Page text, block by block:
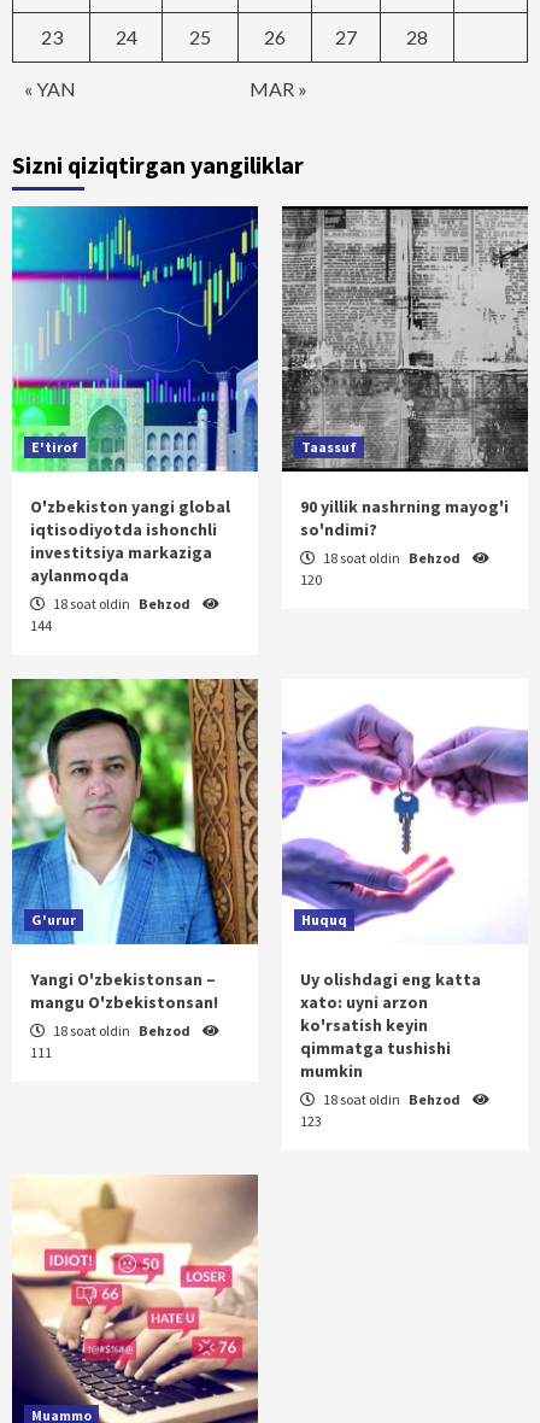
« YAN MAR »
23 24 25 26 27 28
Sizni qiziqtirgan yangiliklar
E'tirof
O'zbekiston yangi global
iqtisodiyotda ishonchli
investitsiya markaziga
aylanmoqda
18 soat oldin Behzod
144
Taassuf
90 yillik nashrning mayog'i
so'ndimi?
18 soat oldin Behzod
120
G'urur
Yangi O'zbekistonsan –
mangu O'zbekistonsan!
18 soat oldin Behzod
111
Huquq
Uy olishdagi eng katta
xato: uyni arzon
ko'rsatish keyin
qimmatga tushishi
mumkin
18 soat oldin Behzod
123
Muammo